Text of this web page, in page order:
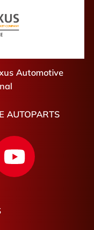
Automotive
AUTOPARTS